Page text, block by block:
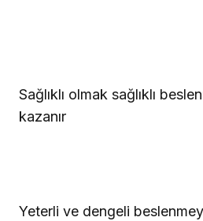
Sağlıklı olmak sağlıklı
kazanır
Yeterli ve dengeli